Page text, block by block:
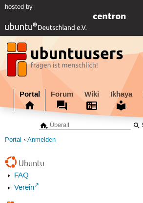
hosted by
Portal Forum Wiki Ikhaya
Portal Anmelden
Ubuntu
FAQ
Verein